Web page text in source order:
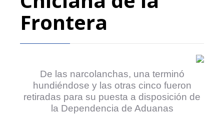
Frontera
De las narcolanchas, una terminó
hundiéndose y las otras cinco fueron
retiradas para su puesta a disposición de
la Dependencia de Aduanas